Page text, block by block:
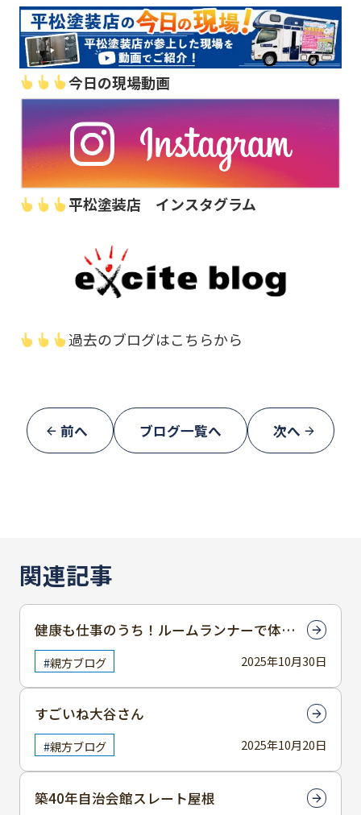
今日の現場動画
平松塗装店 インスタグラム
過去のブログはこちらから
前へ ブログ一覧へ 次へ
関連記事
2025年10月30日
健康も仕事のうち！ルームランナーで体づ
くり開始
親方ブログ
2025年10月20日
すごいね大谷さん
親方ブログ
築40年自治会館スレート屋根